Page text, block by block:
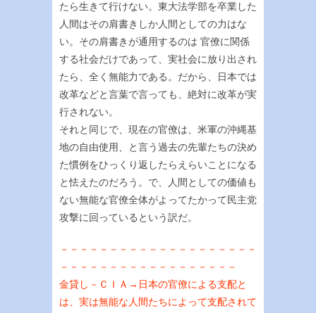
たら生きて行けない。東大法学部を卒業した
人間はその肩書きしか人間としての力はな
い。その肩書きが通用するのは 官僚に関係
する社会だけであって、実社会に放り出され
たら、全く無能力である。だから、日本では
改革などと言葉で言っても、絶対に改革が実
行されない。
それと同じで、現在の官僚は、米軍の沖縄基
地の自由使用、と言う過去の先輩たちの決め
た慣例をひっくり返したらえらいことになる
と怯えたのだろう。で、人間としての価値も
ない無能な官僚全体がよってたかって民主党
攻撃に回っているという訳だ。
－－－－－－－－－－－－－－－－－－－－
－－－－－－－－－－－－－－－－－－
金貸し－ＣＩＡ→日本の官僚による支配と
は、実は無能な人間たちによって支配されて